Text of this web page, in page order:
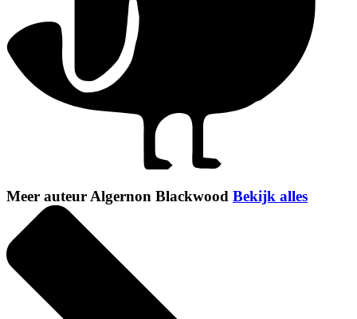
Meer auteur Algernon Blackwood Bekijk alles